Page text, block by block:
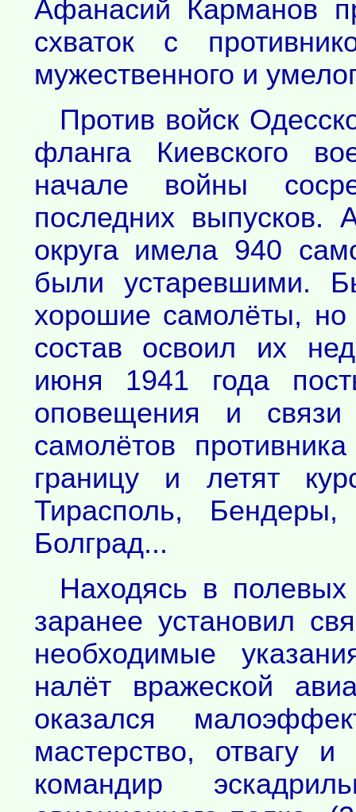
Афанасий Карманов
схваток с
мужественного и
Против войск
фланга Киевского
начале войны
последних выпусков.
округа имела 940
были устаревшими.
хорошие самолёты,
состав освоил их
июня 1941 года
оповещения и связи
самолётов
границу и летят
Тирасполь,
Болград...
Находясь в
заранее установил
необходимые
налёт вражеской
оказался
мастерство, отвагу
командир